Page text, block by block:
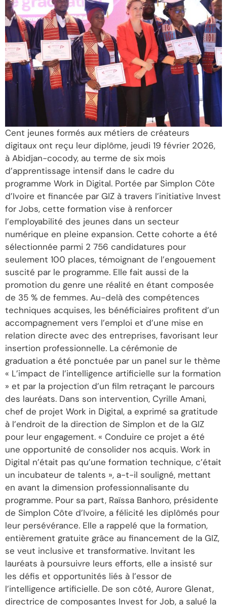
Cent jeunes formés aux métiers de créateurs
digitaux ont reçu leur diplôme, jeudi 19 février 2026,
à Abidjan-cocody, au terme de six mois
d’apprentissage intensif dans le cadre du
programme Work in Digital. Portée par Simplon Côte
d’Ivoire et financée par GIZ à travers l’initiative Invest
for Jobs, cette formation vise à renforcer
l’employabilité des jeunes dans un secteur
numérique en pleine expansion. Cette cohorte a été
sélectionnée parmi 2 756 candidatures pour
seulement 100 places, témoignant de l’engouement
suscité par le programme. Elle fait aussi de la
promotion du genre une réalité en étant composée
de 35 % de femmes. Au-delà des compétences
techniques acquises, les bénéficiaires profitent d’un
accompagnement vers l’emploi et d’une mise en
relation directe avec des entreprises, favorisant leur
insertion professionnelle. La cérémonie de
graduation a été ponctuée par un panel sur le thème
« L’impact de l’intelligence artificielle sur la formation
» et par la projection d’un film retraçant le parcours
des lauréats. Dans son intervention, Cyrille Amani,
chef de projet Work in Digital, a exprimé sa gratitude
à l’endroit de la direction de Simplon et de la GIZ
pour leur engagement. « Conduire ce projet a été
une opportunité de consolider nos acquis. Work in
Digital n’était pas qu’une formation technique, c’était
un incubateur de talents », a-t-il souligné, mettant
en avant la dimension professionnalisante du
programme. Pour sa part, Raïssa Banhoro, présidente
de Simplon Côte d’Ivoire, a félicité les diplômés pour
leur persévérance. Elle a rappelé que la formation,
entièrement gratuite grâce au financement de la GIZ,
se veut inclusive et transformative. Invitant les
lauréats à poursuivre leurs efforts, elle a insisté sur
les défis et opportunités liés à l’essor de
l’intelligence artificielle. De son côté, Aurore Glenat,
directrice de composantes Invest for Job, a salué la